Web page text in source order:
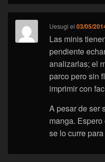
Uesugi el03/05/
Las minis
pendiente
analizarlas; el
parco pero sin
imprimir con
A pesar de ser
manga.
se lo curre